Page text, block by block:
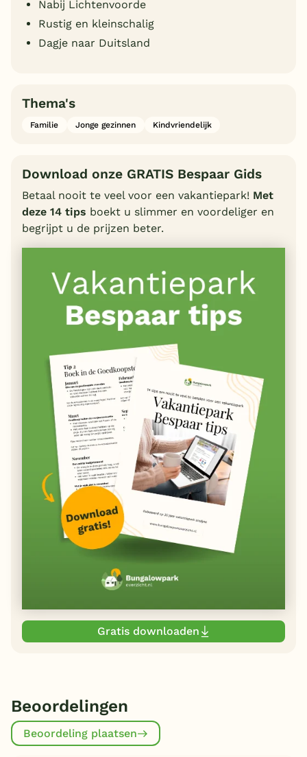
Nabij Lichtenvoorde
Rustig en kleinschalig
Dagje naar Duitsland
Thema's
Familie Jonge gezinnen Kindvriendelijk
Download onze GRATIS Bespaar Gids
Betaal nooit te veel voor een vakantiepark! Met
deze 14 tips boekt u slimmer en voordeliger en
begrijpt u de prijzen beter.
Gratis downloaden
Beoordelingen
Beoordeling plaatsen